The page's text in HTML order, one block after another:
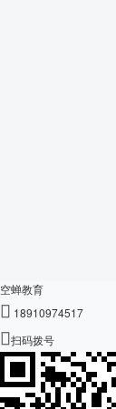
空蝉教育
 18910974517
扫码拨号